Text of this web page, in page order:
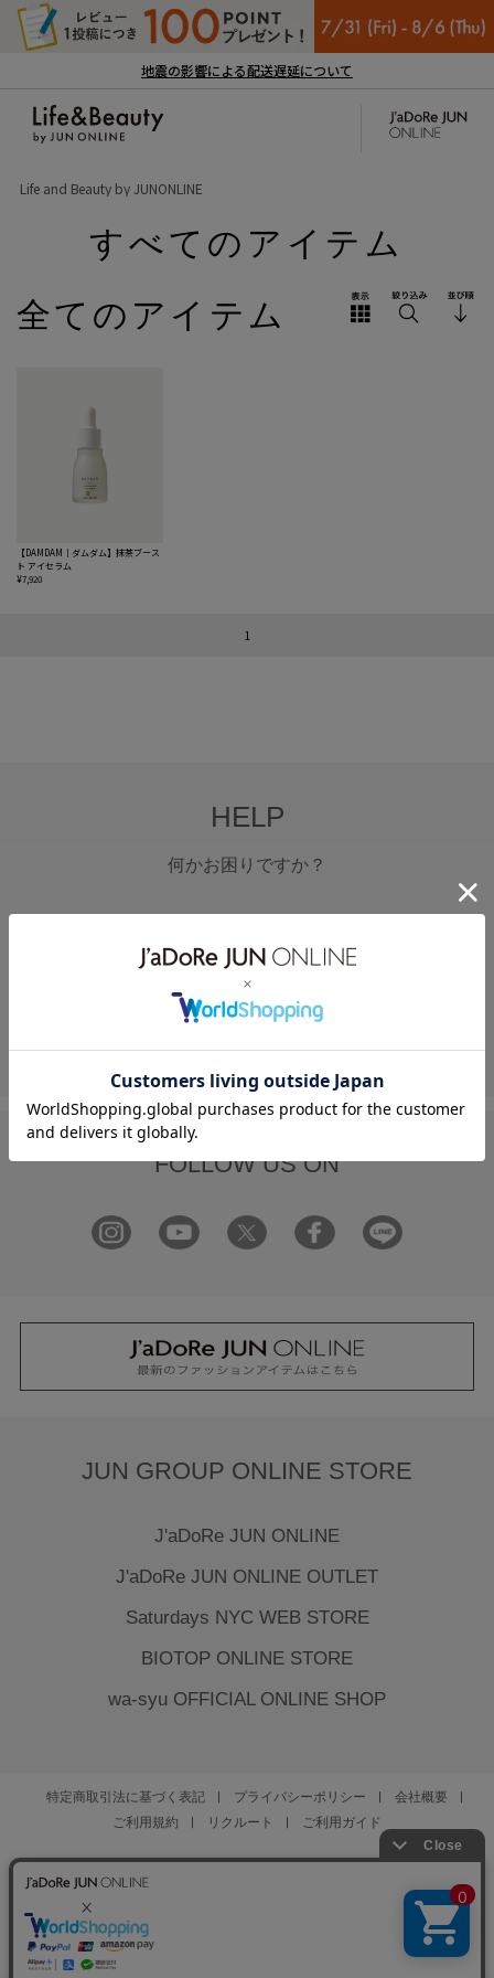
地震の影響による配送遅延について
Life and Beauty by JUNONLINE
すべてのアイテム
全てのアイテム
【DAMDAM｜ダムダム】抹茶ブース
ト アイセラム
¥7,920
1
HELP
何かお困りですか？
FAQ
お問い合わせ
FOLLOW US ON
JUN GROUP ONLINE STORE
J'aDoRe JUN ONLINE
J'aDoRe JUN ONLINE OUTLET
Saturdays NYC WEB STORE
BIOTOP ONLINE STORE
wa-syu OFFICIAL ONLINE SHOP
特定商取引法に基づく表記 プライバシーポリシー
会社概要
ご利用規約
リクルート ご利用ガイド
© JUN CO.,LTD. ALL RIGHTS RESERVED.